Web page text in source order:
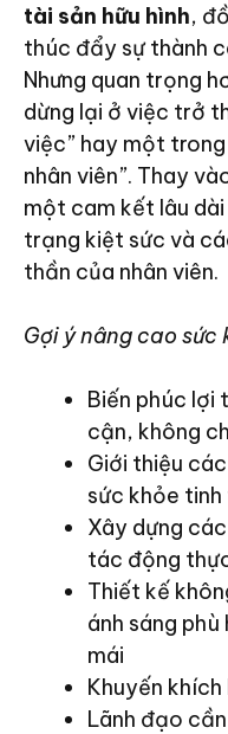
tài sản hữu hình,
thúc đẩy sự thành
Nhưng quan trọng
dừng lại ở việc trở
việc” hay một trong
nhân viên”. Thay
một cam kết lâu
trạng kiệt sức và
thần của nhân viên.
Gợi ý nâng cao
Biến phúc lợi
cận, không
Giới thiệu
sức khỏe tinh
Xây dựng
tác động
Thiết kế
ánh sáng
mái
Khuyến
Lãnh đạo